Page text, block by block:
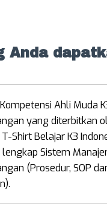
Anda
Ahli Muda
yang diterbitkan
Shirt Belajar K3
Sistem
(Prosedur, SOP